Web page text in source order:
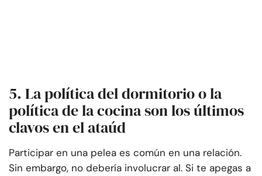
5. La política del dormitorio o la
política de la cocina son los últimos
clavos en el ataúd
Participar en una pelea es común en una relación.
Sin embargo, no debería involucrar al. Si te apegas a